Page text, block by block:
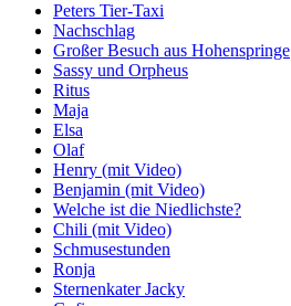
Peters Tier-Taxi
Nachschlag
Großer Besuch aus Hohenspringe
Sassy und Orpheus
Ritus
Maja
Elsa
Olaf
Henry (mit Video)
Benjamin (mit Video)
Welche ist die Niedlichste?
Chili (mit Video)
Schmusestunden
Ronja
Sternenkater Jacky